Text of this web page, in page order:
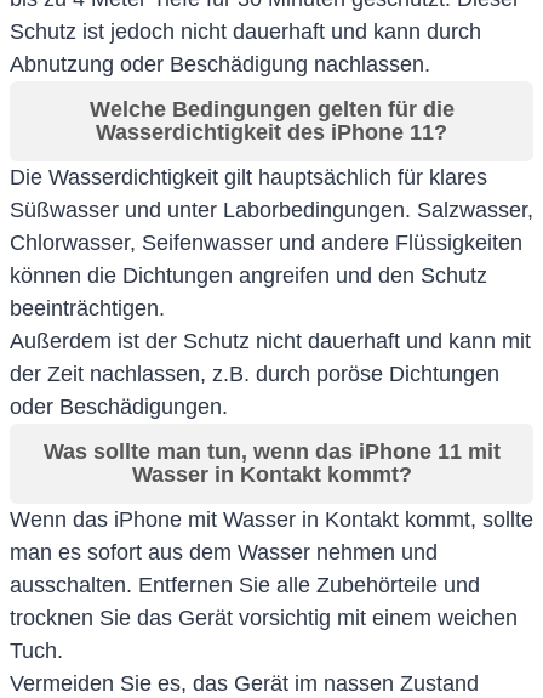
Schutz ist jedoch nicht dauerhaft und kann durch
Abnutzung oder Beschädigung nachlassen.
Welche Bedingungen gelten für die
Wasserdichtigkeit des iPhone 11?
Die Wasserdichtigkeit gilt hauptsächlich für klares
Süßwasser und unter Laborbedingungen. Salzwasser,
Chlorwasser, Seifenwasser und andere Flüssigkeiten
können die Dichtungen angreifen und den Schutz
beeinträchtigen.
Außerdem ist der Schutz nicht dauerhaft und kann mit
der Zeit nachlassen, z.B. durch poröse Dichtungen
oder Beschädigungen.
Was sollte man tun, wenn das iPhone 11 mit
Wasser in Kontakt kommt?
Wenn das iPhone mit Wasser in Kontakt kommt, sollte
man es sofort aus dem Wasser nehmen und
ausschalten. Entfernen Sie alle Zubehörteile und
trocknen Sie das Gerät vorsichtig mit einem weichen
Tuch.
Vermeiden Sie es, das Gerät im nassen Zustand